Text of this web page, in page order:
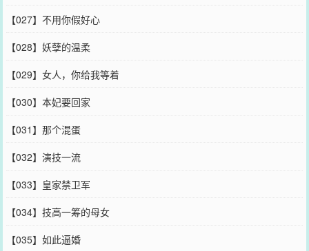
【027】不用你假好心
【028】妖孽的温柔
【029】女人，你给我等着
【030】本妃要回家
【031】那个混蛋
【032】演技一流
【033】皇家禁卫军
【034】技高一筹的母女
【035】如此逼婚